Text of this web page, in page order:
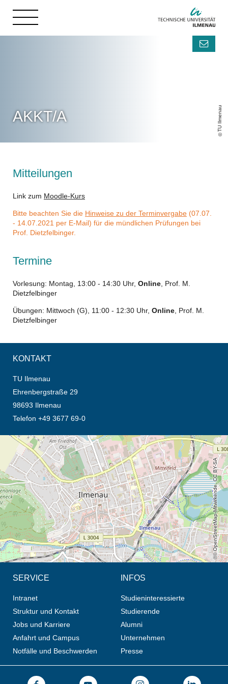
TU Ilmenau
AKKT/A
Mitteilungen
Link zum Moodle-Kurs
Bitte beachten Sie die Hinweise zu der Terminvergabe (07.07.
- 14.07.2021 per E-Mail) für die mündlichen Prüfungen bei
Prof. Dietzfelbinger.
Termine
Vorlesung: Montag, 13:00 - 14:30 Uhr, Online , Prof. M.
Dietzfelbinger
Übungen: Mittwoch (G), 11:00 - 12:30 Uhr, Online , Prof. M.
Dietzfelbinger
KONTAKT
TU Ilmenau
Ehrenbergstraße 29
98693 Ilmenau
Telefon +49 3677 69-0
Öffnet die Anfahrtsbeschreibung in neuem Tab (Karte)
© OpenStreetMap-Mitwirkende, CC BY-SA
SERVICE
Intranet
Struktur und Kontakt
Jobs und Karriere
Anfahrt und Campus
Notfälle und Beschwerden
INFOS
Studieninteressierte
Studierende
Alumni
Unternehmen
Presse